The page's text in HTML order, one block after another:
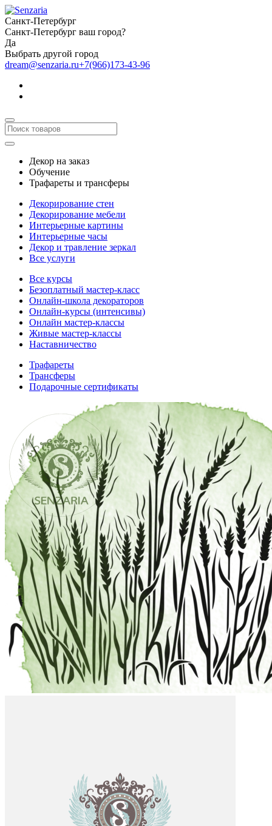
Санкт-Петербург
Санкт-Петербург ваш город?
Да
Выбрать другой город
dream@senzaria.ru+7(966)173-43-96
Декор на заказ
Обучение
Трафареты и трансферы
Декорирование стен
Декорирование мебели
Интерьерные картины
Интерьерные часы
Декор и травление зеркал
Все услуги
Все курсы
Безоплатный мастер-класс
Онлайн-школа декораторов
Онлайн-курсы (интенсивы)
Онлайн мастер-классы
Живые мастер-классы
Наставничество
Трафареты
Трансферы
Подарочные сертификаты